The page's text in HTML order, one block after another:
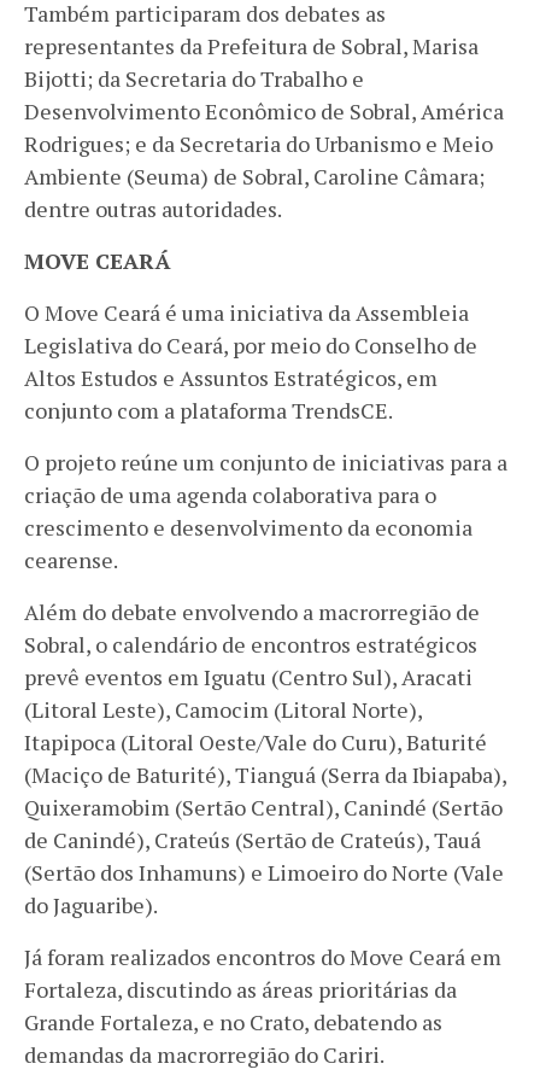
Também participaram dos debates as
representantes da Prefeitura de Sobral, Marisa
Bijotti; da Secretaria do Trabalho e
Desenvolvimento Econômico de Sobral, América
Rodrigues; e da Secretaria do Urbanismo e Meio
Ambiente (Seuma) de Sobral, Caroline Câmara;
dentre outras autoridades.
MOVE CEARÁ
O Move Ceará é uma iniciativa da Assembleia
Legislativa do Ceará, por meio do Conselho de
Altos Estudos e Assuntos Estratégicos, em
conjunto com a plataforma TrendsCE.
O projeto reúne um conjunto de iniciativas para a
criação de uma agenda colaborativa para o
crescimento e desenvolvimento da economia
cearense.
Além do debate envolvendo a macrorregião de
Sobral, o calendário de encontros estratégicos
prevê eventos em Iguatu (Centro Sul), Aracati
(Litoral Leste), Camocim (Litoral Norte),
Itapipoca (Litoral Oeste/Vale do Curu), Baturité
(Maciço de Baturité), Tianguá (Serra da Ibiapaba),
Quixeramobim (Sertão Central), Canindé (Sertão
de Canindé), Crateús (Sertão de Crateús), Tauá
(Sertão dos Inhamuns) e Limoeiro do Norte (Vale
do Jaguaribe).
Já foram realizados encontros do Move Ceará em
Fortaleza, discutindo as áreas prioritárias da
Grande Fortaleza, e no Crato, debatendo as
demandas da macrorregião do Cariri.